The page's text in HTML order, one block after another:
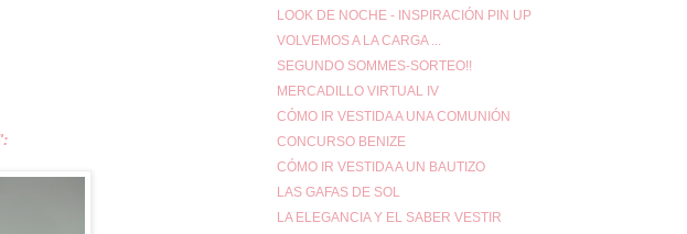
LOOK DE NOCHE - INSPIRACIÓN PIN UP
VOLVEMOS A LA CARGA ...
SEGUNDO SOMMES-SORTEO!!
MERCADILLO VIRTUAL IV
CÓMO IR VESTIDA A UNA COMUNIÓN
CONCURSO BENIZE
CÓMO IR VESTIDA A UN BAUTIZO
LAS GAFAS DE SOL
LA ELEGANCIA Y EL SABER VESTIR